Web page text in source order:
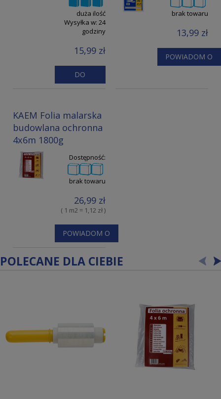
duża ilość
Wysyłka w: 24
godziny
15,99 zł
DO
brak towaru
13,99 zł
POWIADOM O
KAEM Folia malarska
budowlana ochronna
4x6m 1800g
Dostępność:
brak towaru
26,99 zł
( 1 m2 = 1,12 zł )
POWIADOM O
POLECANE DLA CIEBIE